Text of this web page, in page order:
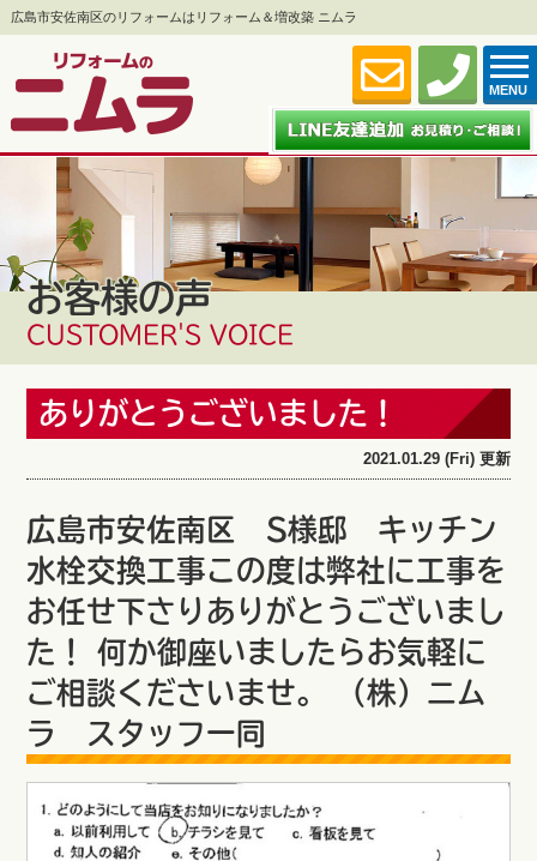
広島市安佐南区のリフォームはリフォーム＆増改築 ニムラ
MENU
お客様の声
CUSTOMER'S VOICE
ありがとうございました！
2021.01.29 (Fri) 更新
広島市安佐南区 S様邸 キッチン
水栓交換工事この度は弊社に工事を
お任せ下さりありがとうございまし
た！ 何か御座いましたらお気軽に
ご相談くださいませ。 （株）ニム
ラ スタッフ一同